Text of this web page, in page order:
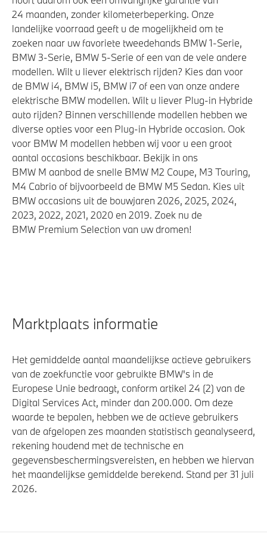
24 maanden, zonder kilometerbeperking. Onze
landelijke voorraad geeft u de mogelijkheid om te
zoeken naar uw favoriete tweedehands BMW 1-Serie,
BMW 3-Serie, BMW 5-Serie of een van de vele andere
modellen. Wilt u liever elektrisch rijden? Kies dan voor
de BMW i4, BMW i5, BMW i7 of een van onze andere
elektrische BMW modellen. Wilt u liever Plug-in Hybride
auto rijden? Binnen verschillende modellen hebben we
diverse opties voor een Plug-in Hybride occasion. Ook
voor BMW M modellen hebben wij voor u een groot
aantal occasions beschikbaar. Bekijk in ons
BMW M aanbod de snelle BMW M2 Coupe, M3 Touring,
M4 Cabrio of bijvoorbeeld de BMW M5 Sedan. Kies uit
BMW occasions uit de bouwjaren 2026, 2025, 2024,
2023, 2022, 2021, 2020 en 2019. Zoek nu de
BMW Premium Selection van uw dromen!
Marktplaats informatie
Het gemiddelde aantal maandelijkse actieve gebruikers
van de zoekfunctie voor gebruikte BMW's in de
Europese Unie bedraagt, conform artikel 24 (2) van de
Digital Services Act, minder dan 200.000. Om deze
waarde te bepalen, hebben we de actieve gebruikers
van de afgelopen zes maanden statistisch geanalyseerd,
rekening houdend met de technische en
gegevensbeschermingsvereisten, en hebben we hiervan
het maandelijkse gemiddelde berekend. Stand per 31 juli
2026.